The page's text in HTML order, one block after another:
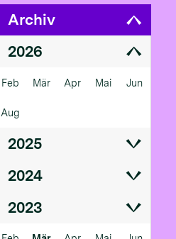
Archiv
2026
Feb Mär Apr Mai Jun
Aug
2025
2024
2023